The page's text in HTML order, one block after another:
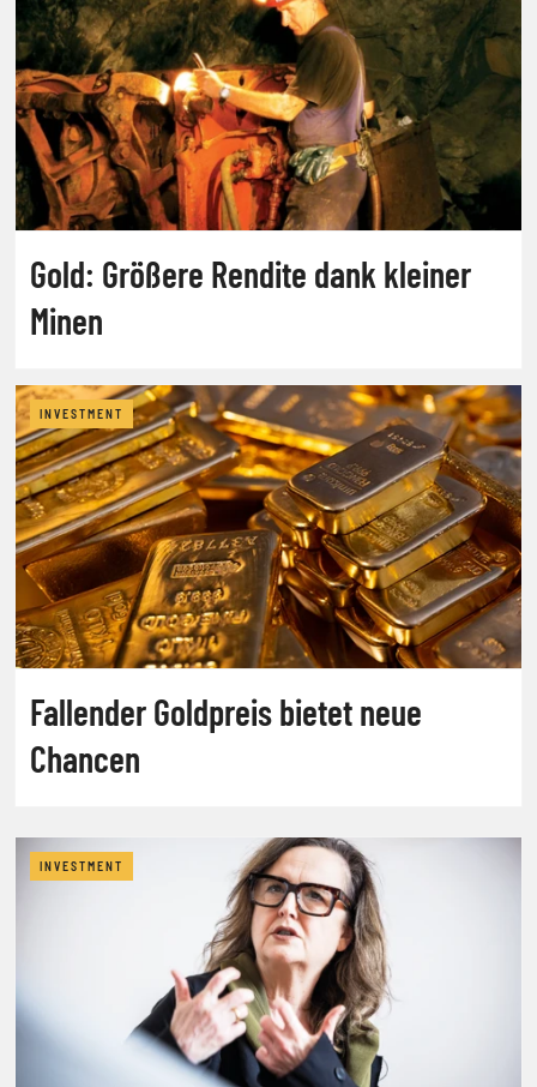
Gold: Größere Rendite dank kleiner
Minen
INVESTMENT
Fallender Goldpreis bietet neue
Chancen
INVESTMENT